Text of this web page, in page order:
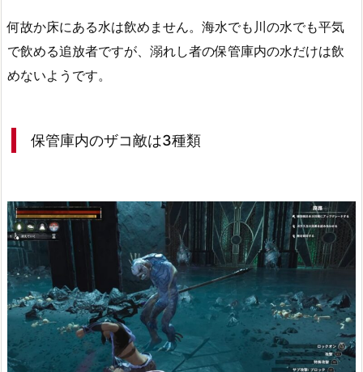
何故か床にある水は飲めません。海水でも川の水でも平気
で飲める追放者ですが、溺れし者の保管庫内の水だけは飲
めないようです。
保管庫内のザコ敵は3種類